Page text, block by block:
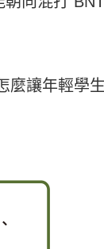
麼讓年輕學